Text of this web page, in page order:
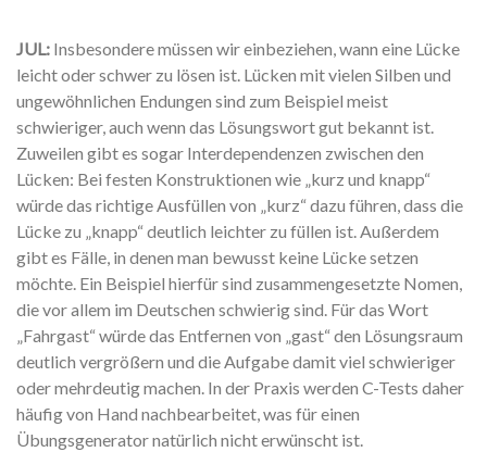
JUL: Insbesondere müssen wir einbeziehen, wann eine Lücke
leicht oder schwer zu lösen ist. Lücken mit vielen Silben und
ungewöhnlichen Endungen sind zum Beispiel meist
schwieriger, auch wenn das Lösungswort gut bekannt ist.
Zuweilen gibt es sogar Interdependenzen zwischen den
Lücken: Bei festen Konstruktionen wie „kurz und knapp“
würde das richtige Ausfüllen von „kurz“ dazu führen, dass die
Lücke zu „knapp“ deutlich leichter zu füllen ist. Außerdem
gibt es Fälle, in denen man bewusst keine Lücke setzen
möchte. Ein Beispiel hierfür sind zusammengesetzte Nomen,
die vor allem im Deutschen schwierig sind. Für das Wort
„Fahrgast“ würde das Entfernen von „gast“ den Lösungsraum
deutlich vergrößern und die Aufgabe damit viel schwieriger
oder mehrdeutig machen. In der Praxis werden C-Tests daher
häufig von Hand nachbearbeitet, was für einen
Übungsgenerator natürlich nicht erwünscht ist.